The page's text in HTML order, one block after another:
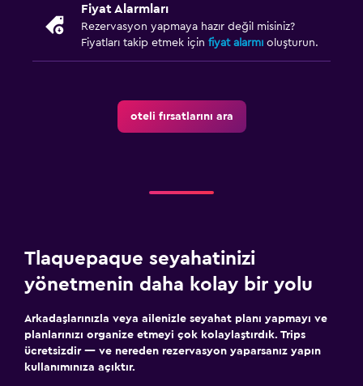
Fiyat Alarmları
Rezervasyon yapmaya hazır değil misiniz?
Fiyatları takip etmek için fiyat alarmı oluşturun.
oteli fırsatlarını ara
Tlaquepaque seyahatinizi
yönetmenin daha kolay bir yolu
Arkadaşlarınızla veya ailenizle seyahat planı yapmayı ve
planlarınızı organize etmeyi çok kolaylaştırdık. Trips
ücretsizdir — ve nereden rezervasyon yaparsanız yapın
kullanımınıza açıktır.